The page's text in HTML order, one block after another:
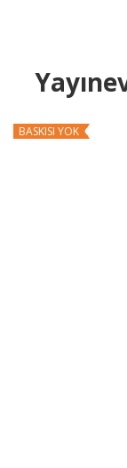
Alman İdealizmi
Doğu Batı